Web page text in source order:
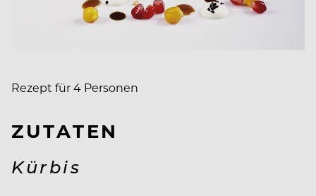
Rezept für 4 Personen
ZUTATEN
Kürbis